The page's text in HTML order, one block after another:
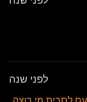
לפני שנה